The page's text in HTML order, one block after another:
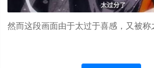
然而这段画面由于太过于喜感，又被称